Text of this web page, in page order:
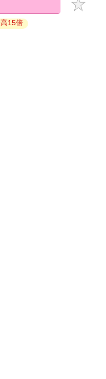
電子書僅能以金石堂專屬
15倍